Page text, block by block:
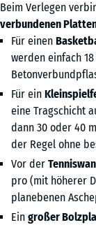
Beim Verlegen
verbundenen
Für einen
werden einfach
Für ein
eine Tragschicht
dann 30 oder 40
der Regel ohne
Vor der
pro (mit höherer
planebenen
Ein großer